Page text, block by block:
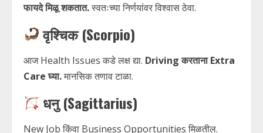
फायदे मिळू शकतात.स्वतःच्या निर्णयांवर विश्वास ठेवा.
वृश्चिक (Scorpio)
आज Health Issues कडे लक्ष द्या. Driving करताना Extra
Care घ्या.मानसिक तणाव टाळा.
धनु (Sagittarius)
New Job किंवा Business Opportunities मिळतील.